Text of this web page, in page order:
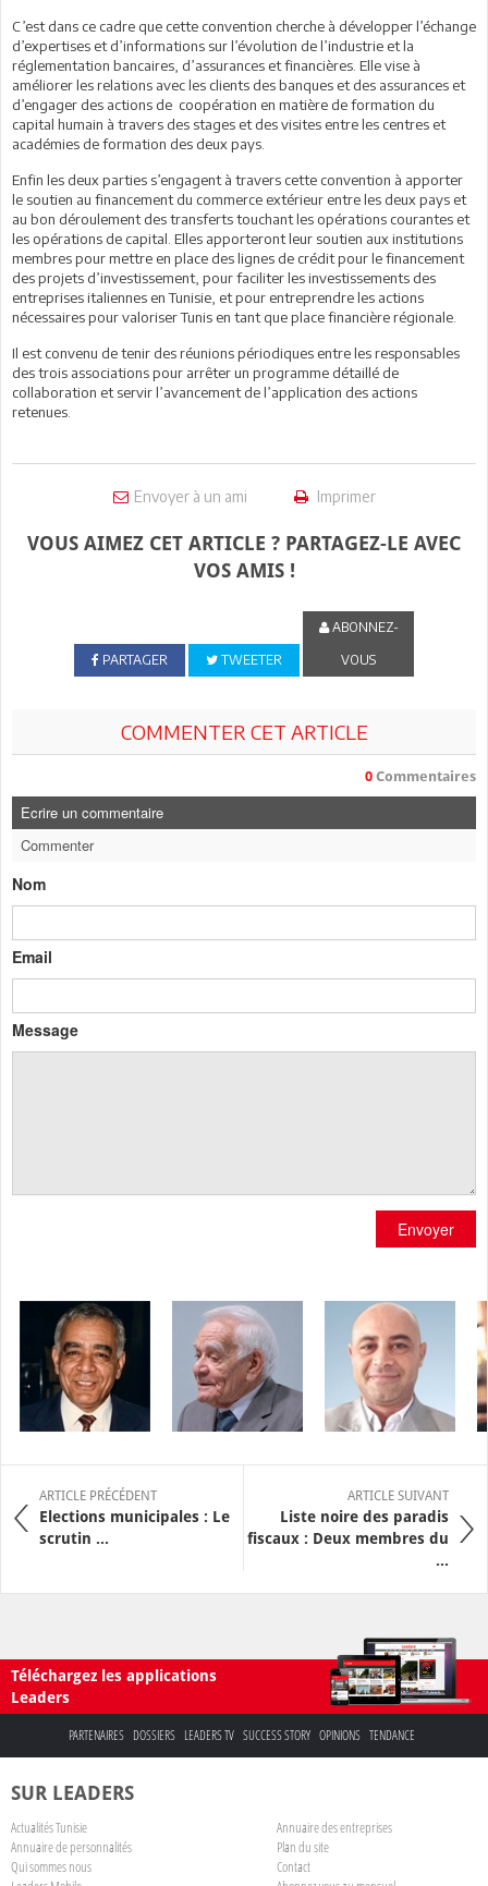
C’est dans ce cadre que cette convention cherche à développer l’échange
d’expertises et d’informations sur l’évolution de l’industrie et la
réglementation bancaires, d’assurances et financières. Elle vise à
améliorer les relations avec les clients des banques et des assurances et
d’engager des actions de coopération en matière de formation du
capital humain à travers des stages et des visites entre les centres et
académies de formation des deux pays.
Enfin les deux parties s’engagent à travers cette convention à apporter
le soutien au financement du commerce extérieur entre les deux pays et
au bon déroulement des transferts touchant les opérations courantes et
les opérations de capital. Elles apporteront leur soutien aux institutions
membres pour mettre en place des lignes de crédit pour le financement
des projets d’investissement, pour faciliter les investissements des
entreprises italiennes en Tunisie, et pour entreprendre les actions
nécessaires pour valoriser Tunis en tant que place financière régionale.
Il est convenu de tenir des réunions périodiques entre les responsables
des trois associations pour arrêter un programme détaillé de
collaboration et servir l’avancement de l’application des actions
retenues.
Envoyer à un ami Imprimer
VOUS AIMEZ CET ARTICLE ? PARTAGEZ-LE AVEC
VOS AMIS !
PARTAGER TWEETER
ABONNEZ-
VOUS
COMMENTER CET ARTICLE
0 Commentaires
Ecrire un commentaire
Commenter
Nom
Email
Message
Envoyer
ARTICLE PRÉCÉDENT
Elections municipales : Le
scrutin ...
ARTICLE SUIVANT
Liste noire des paradis
fiscaux : Deux membres du
...
Téléchargez les applications
Leaders
PARTENAIRES DOSSIERS LEADERS TV SUCCESS STORY OPINIONS TENDANCE
SUR LEADERS
Actualités Tunisie
Annuaire des entreprises
Annuaire de personnalités
Plan du site
Qui sommes nous
Contact